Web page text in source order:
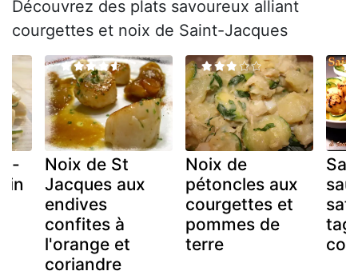
Découvrez des plats savoureux alliant
courgettes et noix de Saint-Jacques
Noix de St
Jacques aux
endives
confites à
l'orange et
coriandre
Noix de
pétoncles aux
courgettes et
pommes de
terre